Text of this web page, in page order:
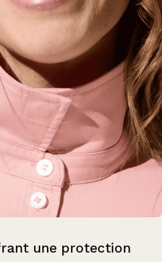
une protection